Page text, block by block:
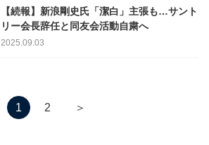
【続報】新浪剛史氏「潔白」主張も…サント
リー会長辞任と同友会活動自粛へ
2025.09.03
1 2 ＞